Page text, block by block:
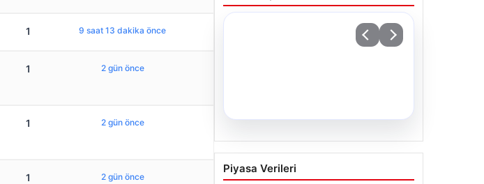
1 9 saat 13 dakika önce
1 2 gün önce
1 2 gün önce
1 2 gün önce
05.08.2026
Yatırım araçlarının haftalık
performansı nasıl oldu?
Piyasa Verileri